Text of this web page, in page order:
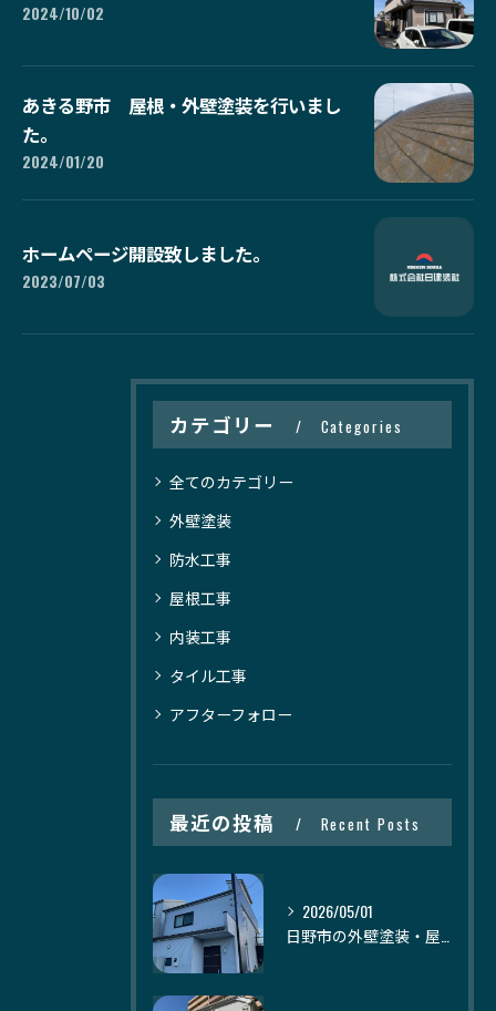
2024/10/02
あきる野市 屋根・外壁塗装を行いまし
た。
2024/01/20
ホームページ開設致しました。
2023/07/03
カテゴリー Categories
全てのカテゴリー
外壁塗装
防水工事
屋根工事
内装工事
タイル工事
アフターフォロー
最近の投稿 Recent Posts
2026/05/01